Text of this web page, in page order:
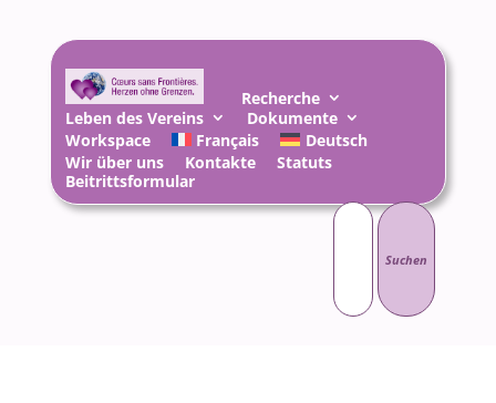
Recherche
Leben des Vereins
Dokumente
Workspace
Français
Deutsch
Wir über uns
Kontakte
Statuts
Beitrittsformular
Suchen
nach: